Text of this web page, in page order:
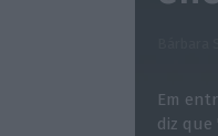
Bárbara
Em
diz